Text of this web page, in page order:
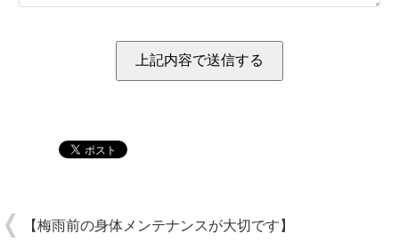
【梅雨前の身体メンテナンスが大切です】